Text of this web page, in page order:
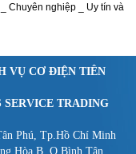
Chuyên nghiệp _ Uy tín và
VỤ CƠ ĐIỆN TIÊN
SERVICE TRADING
Phú, Tp.Hồ Chí Minh
Hòa B, Q.Bình Tân,